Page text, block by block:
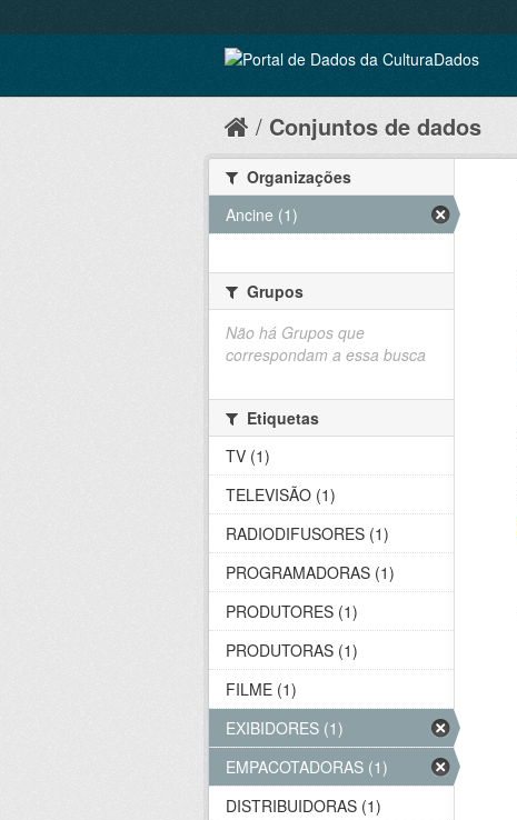
Conjuntos de dados
Organizações
Ancine (1)
Grupos
Não há Grupos que
correspondam a essa busca
Etiquetas
TV (1)
TELEVISÃO (1)
RADIODIFUSORES (1)
PROGRAMADORAS (1)
PRODUTORES (1)
PRODUTORAS (1)
FILME (1)
EXIBIDORES (1)
EMPACOTADORAS (1)
DISTRIBUIDORAS (1)